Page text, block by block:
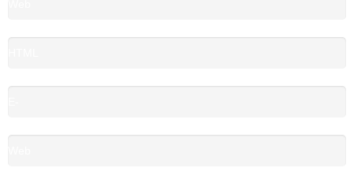
Tasarım
/
Ticaret